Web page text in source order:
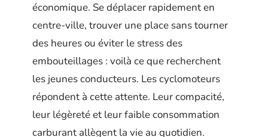
économique. Se déplacer rapidement en
centre-ville, trouver une place sans tourner
des heures ou éviter le stress des
embouteillages : voilà ce que recherchent
les jeunes conducteurs. Les cyclomoteurs
répondent à cette attente. Leur compacité,
leur légèreté et leur faible consommation
carburant allègent la vie au quotidien.